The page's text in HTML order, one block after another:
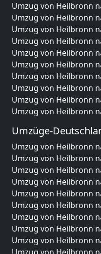
Umzug von Heilbronn
Umzug von Heilbronn
Umzug von Heilbronn
Umzug von Heilbronn
Umzug von Heilbronn
Umzug von Heilbronn
Umzug von Heilbronn
Umzug von Heilbronn
Umzug von Heilbronn
Umzug von Heilbronn
Umzüge-
Umzug von Heilbronn
Umzug von Heilbronn
Umzug von Heilbronn
Umzug von Heilbronn
Umzug von Heilbronn
Umzug von Heilbronn
Umzug von Heilbronn
Umzug von Heilbronn
Umzug von Heilbronn